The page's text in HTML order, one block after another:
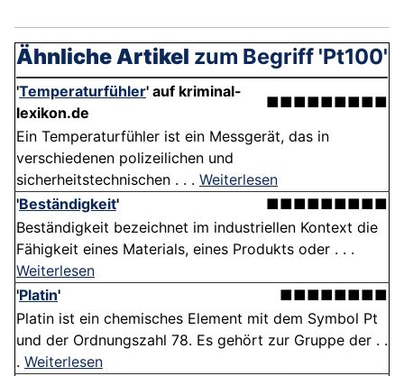
Ähnliche Artikel zum Begriff 'Pt100'
'Temperaturfühler' auf kriminal-
lexikon.de
■■■■■■■■■
Ein Temperaturfühler ist ein Messgerät, das in
verschiedenen polizeilichen und
sicherheitstechnischen . . . Weiterlesen
'Beständigkeit'
■■■■■■■■■
Beständigkeit bezeichnet im industriellen Kontext die
Fähigkeit eines Materials, eines Produkts oder . . .
Weiterlesen
'Platin'
■■■■■■■■
Platin ist ein chemisches Element mit dem Symbol Pt
und der Ordnungszahl 78. Es gehört zur Gruppe der . .
. Weiterlesen